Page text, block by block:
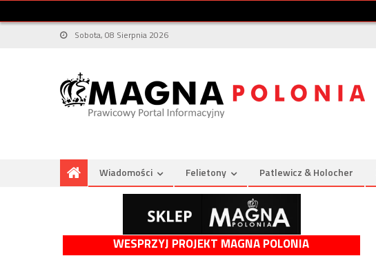
Sobota, 08 Sierpnia 2026
Wiadomości Felietony Patlewicz & Holocher
WESPRZYJ PROJEKT MAGNA POLONIA